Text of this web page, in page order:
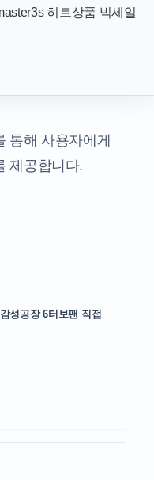
히트상품 빅세일
통해 사용자에게
제공합니다.
성공장 6터보팬 직접